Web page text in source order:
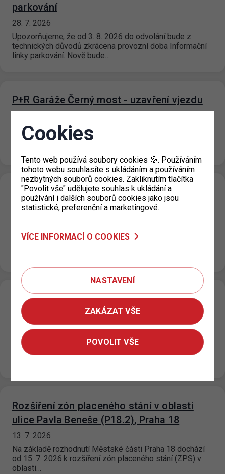
parkování
28. 7. 2026
Upozorňujeme, že od 3. 8. 2026 do odvolání bude z
technických důvodů zkrácena provozní doba Informační
linky parkování. Nově bude…
P+R Garáže Černý most - uzavření vjezdu
Z důvodu revize trafostanice a přerušení dodávky
elektřiny v objektu P+R Garáže Černý most bude ve
P+R Nové Butovice snížení počtu
parkovacích míst
Z důvodu opravy podlah v objektu garáží P+R Nové
hod. do…
Změna režimu zón placeného stání v ulici
U Výstaviště, Praha 7
15. 7. 2026
Na základě rozhodnutí příslušné městské části dochází
od 15. 7. 2026 ke změně režimu zóny placeného stání
Rozšíření zón placeného stání v oblasti
ulice Pavla Beneše (P18.2), Praha 18
13. 7. 2026
Na základě rozhodnutí Městské části Praha 18 dochází
od 15. 7. 2026 k rozšíření zón placeného stání (ZPS) v
oblasti…
Cookies
Tento web používá soubory cookies 🍪. Používáním
tohoto webu souhlasíte s ukládáním a používáním
nezbytných souborů cookies. Zakliknutím tlačítka
"Povolit vše" udělujete souhlas k ukládání a
používání i dalších souborů cookies jako jsou
statistické, preferenční a marketingové.
VÍCE INFORMACÍ O COOKIES
NASTAVENÍ
ZAKÁZAT VŠE
POVOLIT VŠE